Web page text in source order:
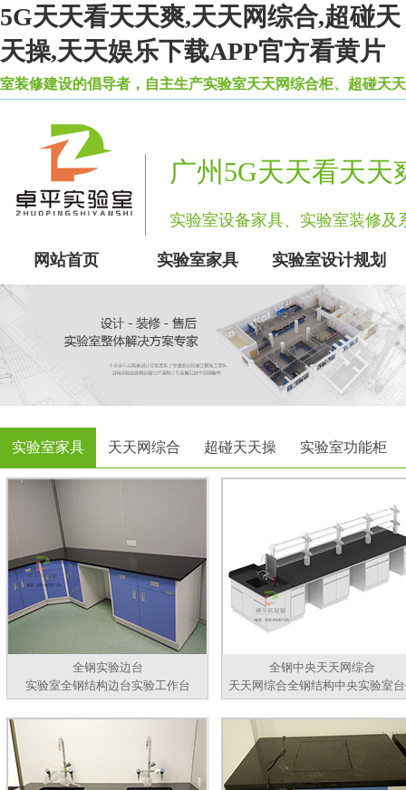
5G天天看天天爽,天天网综合,超碰天
天操,天天娱乐下载APP官方看黄片
倡导者，自主生产实验室天天网综合柜、超碰天天操等
广州5G天天看天
实验室设备家具、实验室装修
网站首页 实验室家具 实验室设计规划
实验室家具 天天网综合 超碰天天操 实验室功能柜
全钢实验边台
实验室全钢结构边台实验工作台
全钢中央天天网综合
天天网综合全钢结构中央实验室